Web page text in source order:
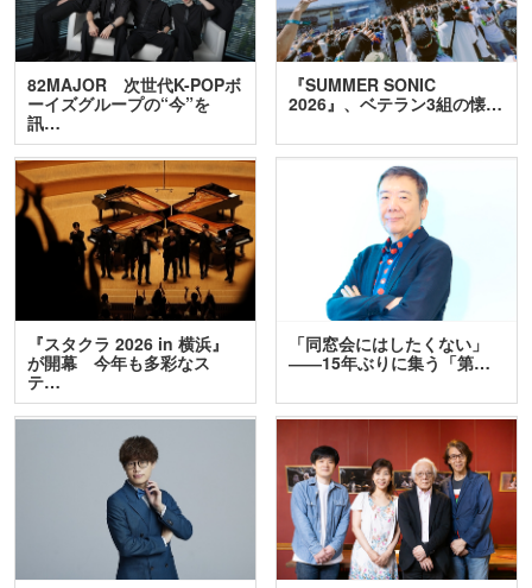
82MAJOR 次世代K-POPボ
ーイズグループの“今”を
訊…
『SUMMER SONIC
2026』、ベテラン3組の懐…
『スタクラ 2026 in 横浜』
が開幕 今年も多彩なス
テ…
「同窓会にはしたくない」
――15年ぶりに集う「第…